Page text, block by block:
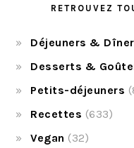
RETROUVEZ
Déjeuners &
Desserts &
Petits-déjeuners
Recettes (633)
Vegan (32)